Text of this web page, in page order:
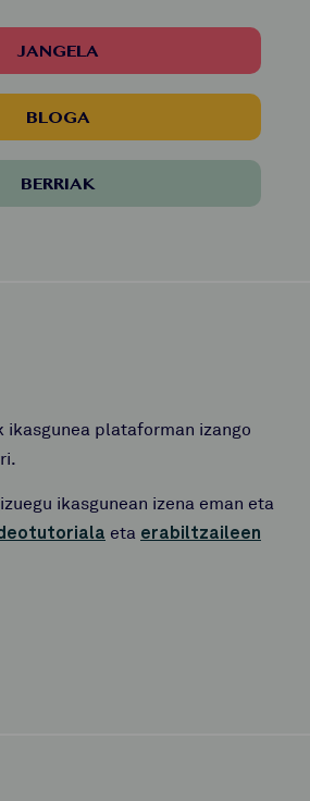
JANGELA
BLOGA
BERRIAK
ikasgunea plataforman izango
ikasgunean izena eman eta
eta erabiltzaileen